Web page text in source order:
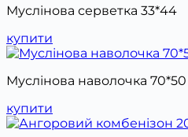
Муслінова серветка 33*44
купити
Муслінова наволочка 70*50
купити